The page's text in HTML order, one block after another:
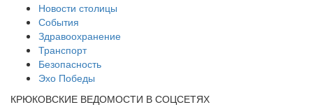
Новости столицы
События
Здравоохранение
Транспорт
Безопасность
Эхо Победы
КРЮКОВСКИЕ ВЕДОМОСТИ В СОЦСЕТЯХ